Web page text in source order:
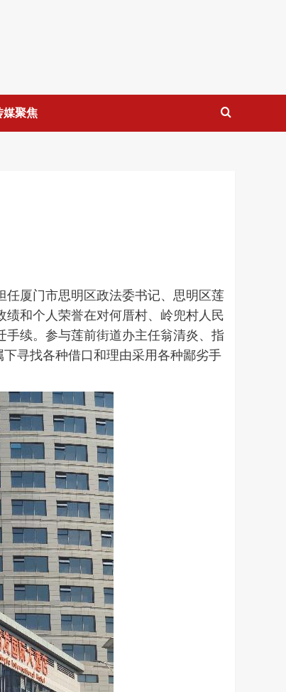
媒聚焦
厦门市思明区政法委书记、思明区莲
和个人荣誉在对何厝村、岭兜村人民
续。参与莲前街道办主任翁清炎、指
寻找各种借口和理由采用各种鄙劣手